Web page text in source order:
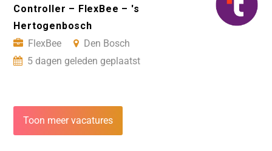
Controller – FlexBee – 's
Hertogenbosch
FlexBee
Den Bosch
5 dagen geleden geplaatst
Toon meer vacatures